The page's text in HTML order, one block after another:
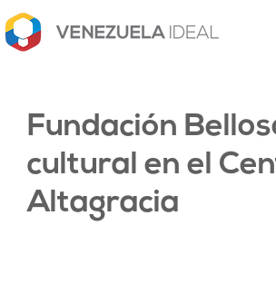
Fundación
cultural en el
Altagracia